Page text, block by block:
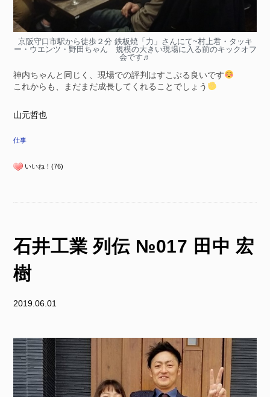
京阪守口市駅から徒歩２分 鉄板焼「力」さんにて~村上君・タッキ
ー・ウエンツ・野田ちゃん 規模の大きい現場に入る前のキックオフ
会です♬
神内ちゃんと同じく、現場での評判はすこぶる良いです
これからも、まだまだ成長してくれることでしょう
山元哲也
仕事
いいね！(76)
石井工業 列伝 №017 田中 宏
樹
2019.06.01